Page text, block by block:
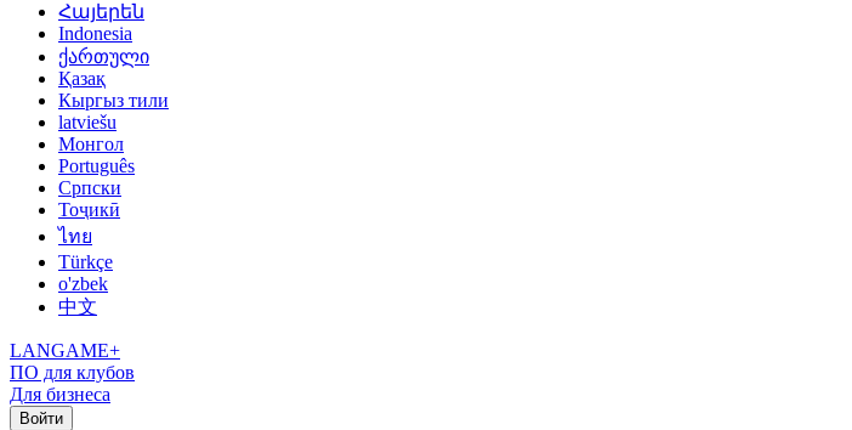
Հայերեն
Indonesia
ქართული
Қазақ
Кыргыз тили
latviešu
Монгол
Português
Српски
Тоҷикӣ
ไทย
Türkçe
o'zbek
中文
LANGAME+
ПО для клубов
Для бизнеса
Войти